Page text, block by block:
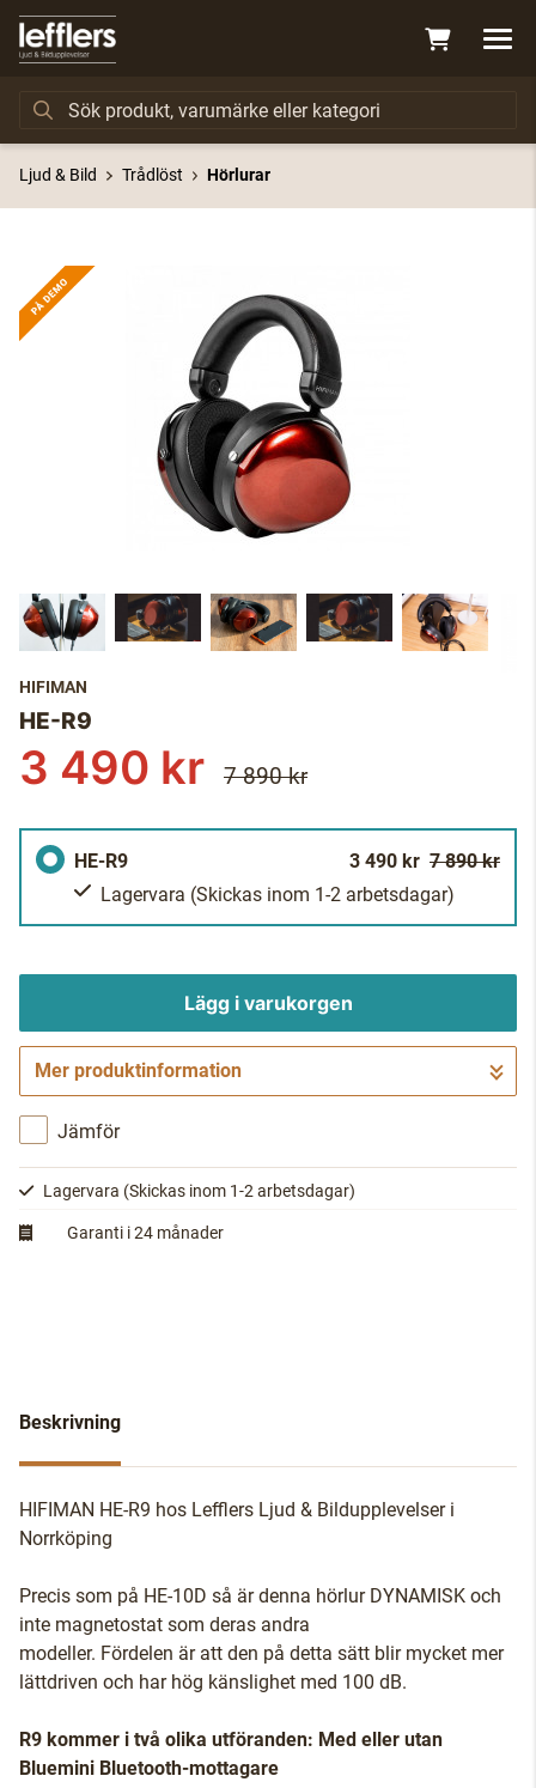
Ljud & Bild Trådlöst Hörlurar
HIFIMAN
HE-R9
3 490 kr 7 890 kr
HE-R9 3 490 kr 7 890 kr
Lagervara (Skickas inom 1-2 arbetsdagar)
Lägg i varukorgen
Gå till kassan
Mer produktinformation
Jämför
Lagervara (Skickas inom 1-2 arbetsdagar)
Garanti i 24 månader
Beskrivning
HIFIMAN HE-R9 hos Lefflers Ljud & Bildupplevelser i
Norrköping
Precis som på HE-10D så är denna hörlur DYNAMISK och
inte magnetostat som deras andra
modeller. Fördelen är att den på detta sätt blir mycket mer
lättdriven och har hög känslighet med 100 dB.
R9 kommer i två olika utföranden: Med eller utan
Bluemini Bluetooth-mottagare